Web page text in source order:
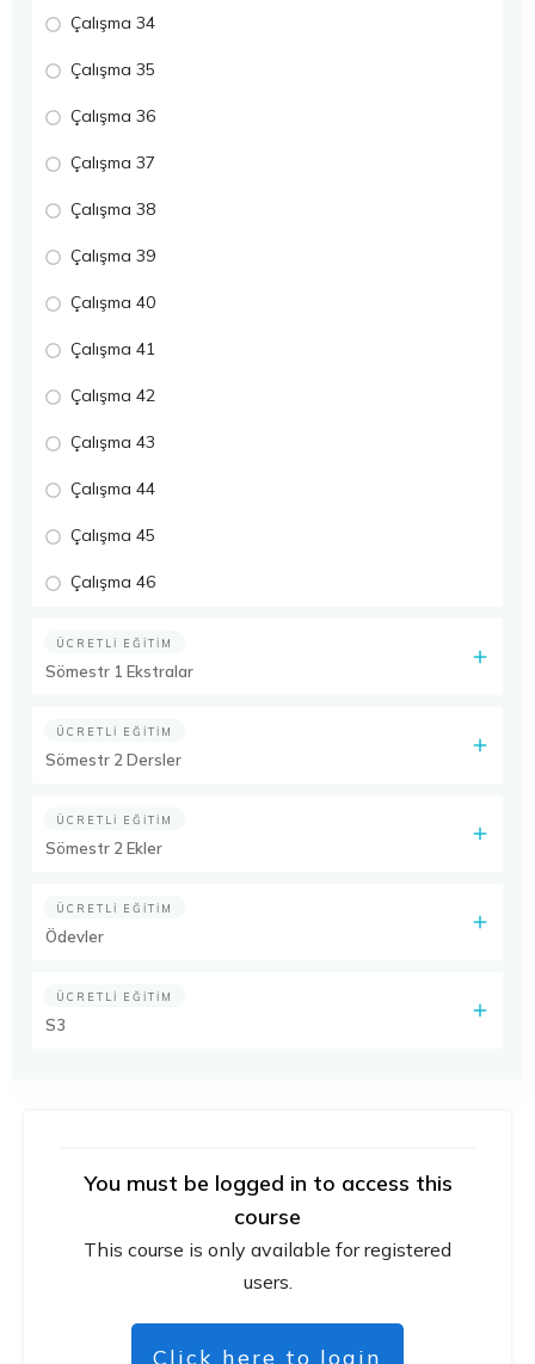
You must be logged in to access this
course
This course is only available for registered
users.
Click here to login
Çalışma 34
Çalışma 35
Çalışma 36
Çalışma 37
Çalışma 38
Çalışma 39
Çalışma 40
Çalışma 41
Çalışma 42
Çalışma 43
Çalışma 44
Çalışma 45
Çalışma 46
ÜCRETLI EĞITIM
Sömestr 1 Ekstralar
ÜCRETLI EĞITIM
Sömestr 2 Dersler
ÜCRETLI EĞITIM
Sömestr 2 Ekler
ÜCRETLI EĞITIM
Ödevler
ÜCRETLI EĞITIM
S3